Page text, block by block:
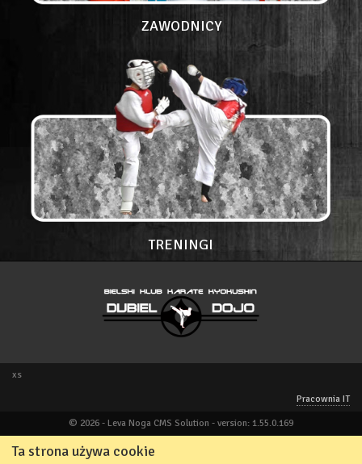
ZAWODNICY
TRENINGI
xs
Pracownia IT
© 2026 - Leva Noga CMS Solution - version: 1.55.0.169
Ta strona używa cookie